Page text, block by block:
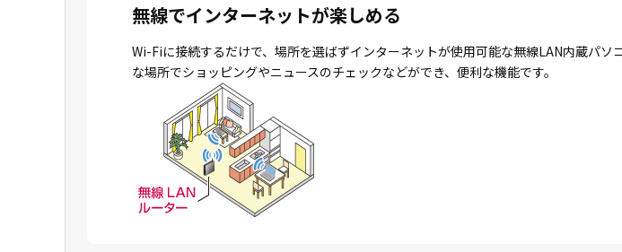
無線でインターネットが楽しめる
Wi-Fiに接続するだけで、場所を選ばずインターネットが使用可能な無線LAN内蔵パ
な場所でショッピングやニュースのチェックなどができ、便利な機能です。